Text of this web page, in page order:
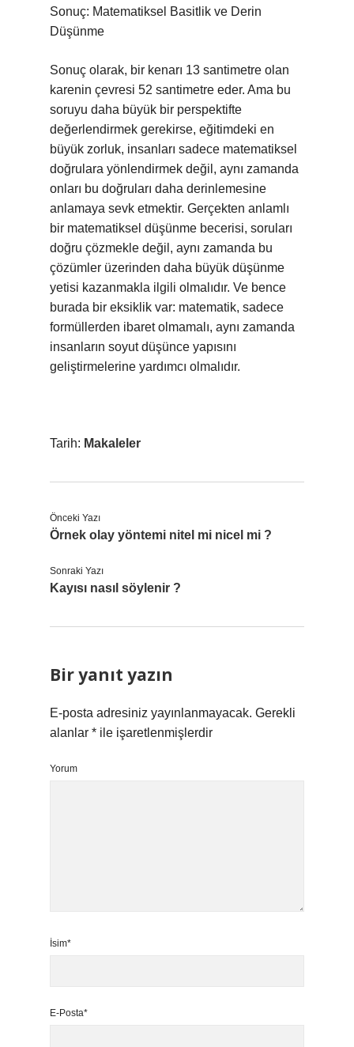
Sonuç: Matematiksel Basitlik ve Derin
Düşünme
Sonuç olarak, bir kenarı 13 santimetre olan
karenin çevresi 52 santimetre eder. Ama bu
soruyu daha büyük bir perspektifte
değerlendirmek gerekirse, eğitimdeki en
büyük zorluk, insanları sadece matematiksel
doğrulara yönlendirmek değil, aynı zamanda
onları bu doğruları daha derinlemesine
anlamaya sevk etmektir. Gerçekten anlamlı
bir matematiksel düşünme becerisi, soruları
doğru çözmekle değil, aynı zamanda bu
çözümler üzerinden daha büyük düşünme
yetisi kazanmakla ilgili olmalıdır. Ve bence
burada bir eksiklik var: matematik, sadece
formüllerden ibaret olmamalı, aynı zamanda
insanların soyut düşünce yapısını
geliştirmelerine yardımcı olmalıdır.
Tarih: Makaleler
Önceki Yazı
Örnek olay yöntemi nitel mi nicel mi ?
Sonraki Yazı
Kayısı nasıl söylenir ?
Bir yanıt yazın
E-posta adresiniz yayınlanmayacak. Gerekli
alanlar * ile işaretlenmişlerdir
Yorum
İsim*
E-Posta*